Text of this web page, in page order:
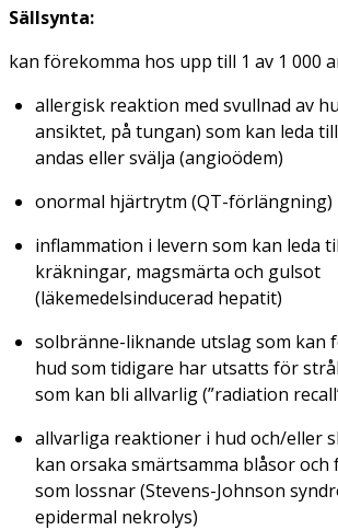
Sällsynta:
kan förekomma hos upp till 1 av 1 000
allergisk reaktion med svullnad av
ansiktet, på tungan) som kan leda
andas eller svälja (angioödem)
onormal hjärtrytm (QT-förlängning)
inflammation i levern som kan leda
kräkningar, magsmärta och gulsot
(läkemedelsinducerad hepatit)
solbränne-liknande utslag som kan
hud som tidigare har utsatts för
som kan bli allvarlig(”radiation
allvarliga reaktioner i hud och/eller
kan orsaka smärtsamma blåsor och
som lossnar(Stevens-Johnson
epidermal nekrolys)